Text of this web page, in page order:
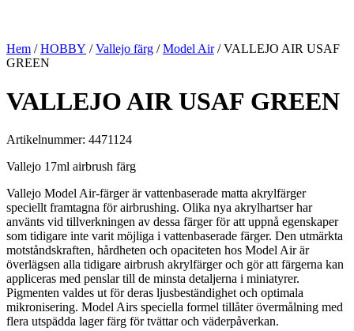
Hem /HOBBY /Vallejo färg /Model Air/ VALLEJO AIR USAF
GREEN
VALLEJO AIR USAF GREEN
Artikelnummer: 4471124
Vallejo 17ml airbrush färg
Vallejo Model Air-färger är vattenbaserade matta akrylfärger
speciellt framtagna för airbrushing. Olika nya akrylhartser har
använts vid tillverkningen av dessa färger för att uppnå egenskaper
som tidigare inte varit möjliga i vattenbaserade färger. Den utmärkta
motståndskraften, hårdheten och opaciteten hos Model Air är
överlägsen alla tidigare airbrush akrylfärger och gör att färgerna kan
appliceras med penslar till de minsta detaljerna i miniatyrer.
Pigmenten valdes ut för deras ljusbeständighet och optimala
mikronisering. Model Airs speciella formel tillåter övermålning med
flera utspädda lager färg för tvättar och väderpåverkan.